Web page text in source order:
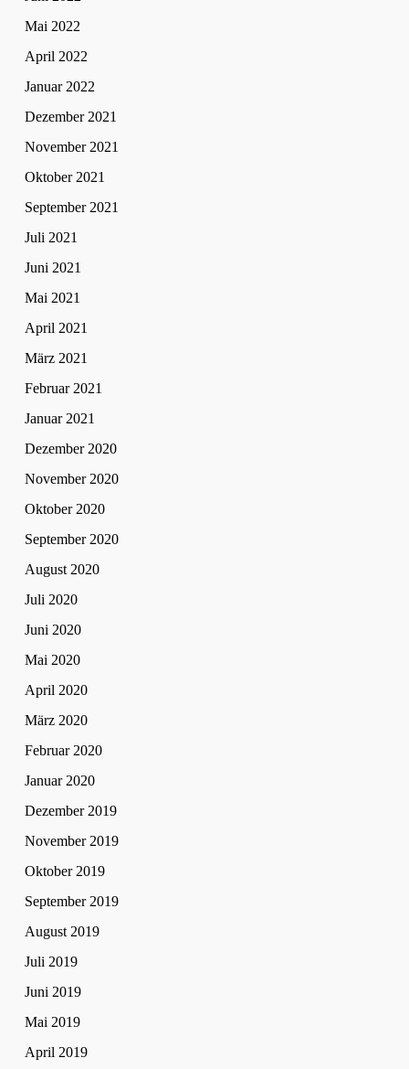
Mai 2022
April 2022
Januar 2022
Dezember 2021
November 2021
Oktober 2021
September 2021
Juli 2021
Juni 2021
Mai 2021
April 2021
März 2021
Februar 2021
Januar 2021
Dezember 2020
November 2020
Oktober 2020
September 2020
August 2020
Juli 2020
Juni 2020
Mai 2020
April 2020
März 2020
Februar 2020
Januar 2020
Dezember 2019
November 2019
Oktober 2019
September 2019
August 2019
Juli 2019
Juni 2019
Mai 2019
April 2019